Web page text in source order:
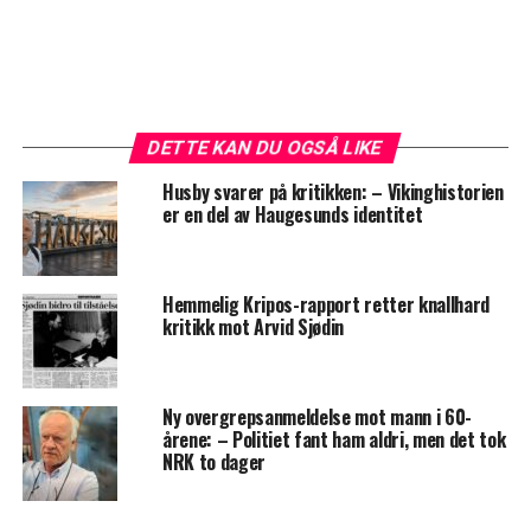
DETTE KAN DU OGSÅ LIKE
Husby svarer på kritikken: – Vikinghistorien
er en del av Haugesunds identitet
Hemmelig Kripos-rapport retter knallhard
kritikk mot Arvid Sjødin
Ny overgrepsanmeldelse mot mann i 60-
årene: – Politiet fant ham aldri, men det tok
NRK to dager